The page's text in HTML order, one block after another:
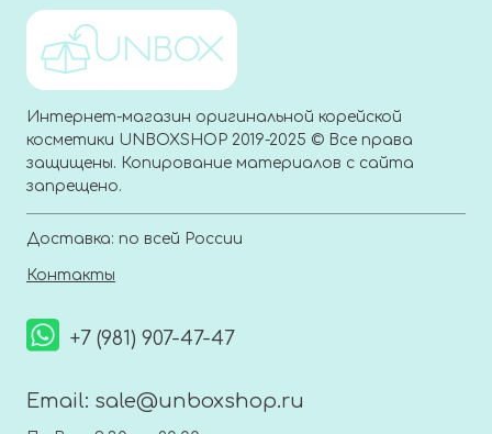
Интернет-магазин оригинальной корейской
косметики UNBOXSHOP 2019-2025 © Все права
защищены. Копирование материалов с сайта
запрещено.
Доставка: по всей России
Контакты
+7 (981) 907-47-47
Email: sale@unboxshop.ru